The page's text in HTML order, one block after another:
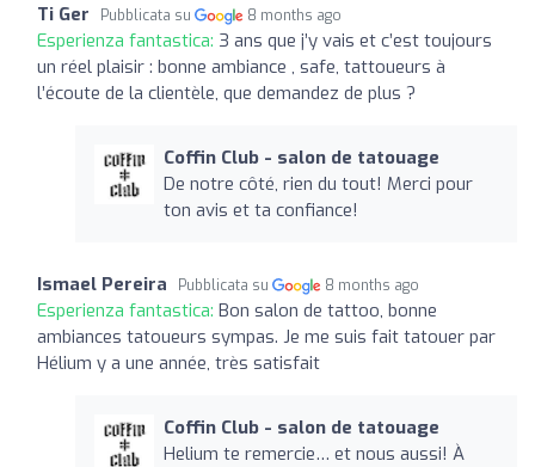
Ti Ger Pubblicata su 8 months ago
Esperienza fantastica: 3 ans que j’y vais et c’est toujours
un réel plaisir : bonne ambiance , safe, tattoueurs à
l’écoute de la clientèle, que demandez de plus ?
Coffin Club - salon de tatouage
De notre côté, rien du tout! Merci pour
ton avis et ta confiance!
Ismael Pereira Pubblicata su 8 months ago
Esperienza fantastica: Bon salon de tattoo, bonne
ambiances tatoueurs sympas. Je me suis fait tatouer par
Hélium y a une année, très satisfait
Coffin Club - salon de tatouage
Helium te remercie… et nous aussi! À